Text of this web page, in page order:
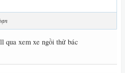
qua xem xe ngồi thử bác